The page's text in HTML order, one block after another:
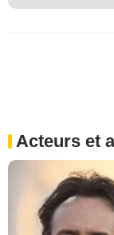
Acteurs et